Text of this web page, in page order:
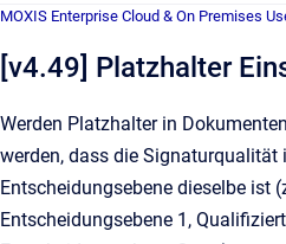
MOXIS Enterprise Cloud & On Premises
[v4.49] Platzhalter
Werden Platzhalter in
werden, dass die Signaturqualität
Entscheidungsebene dieselbe ist
Entscheidungsebene 1,